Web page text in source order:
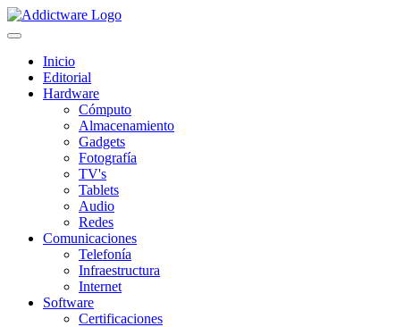
Inicio
Editorial
Hardware
Cómputo
Almacenamiento
Gadgets
Fotografía
TV's
Tablets
Audio
Redes
Comunicaciones
Telefonía
Infraestructura
Internet
Software
Certificaciones